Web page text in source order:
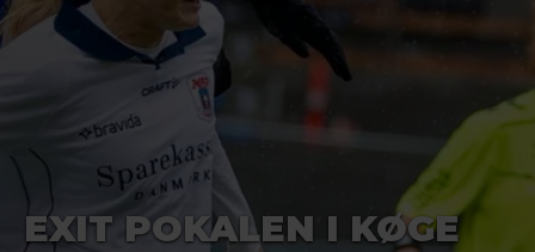
EXIT POKALEN I KØGE